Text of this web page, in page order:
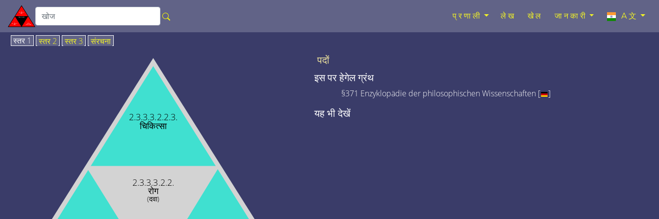
प्रणाली लेख खेल जानकारी A文
स्तर 1 स्तर 2 स्तर 3 संरचना
2.3.3.3.2.2.
रोग
(दवा)
2.3.3.3.2.2.3.
चिकित्सा
पदों
इस पर हेगेल ग्रंथ
§371 Enzyklopädie der philosophischen Wissenschaften [ ]
यह भी देखें